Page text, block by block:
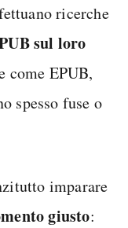
ricerche
sul loro
come EPUB,
spesso fuse o
imparare
giusto: